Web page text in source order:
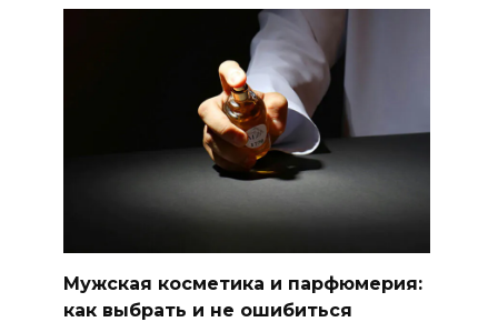
Мужская косметика и парфюмерия:
как выбрать и не ошибиться